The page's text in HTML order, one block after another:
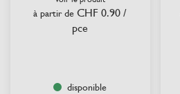
à partir de CHF 0.90 /
pce
disponible